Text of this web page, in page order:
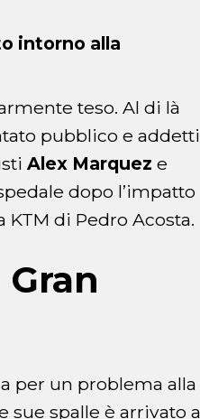
intorno alla
teso. Al di là
pubblico e addetti
Alex Marquez e
dopo l’impatto
di Pedro Acosta.
per un problema alla
sue spalle è arrivato a